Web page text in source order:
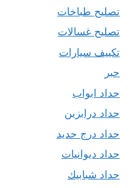
تصليح طباخات
تصليح غسالات
تكييف سيارات
حبر
حداد ابواب
حداد درابزين
حداد درج حديد
حداد ديوانيات
حداد شبابيك